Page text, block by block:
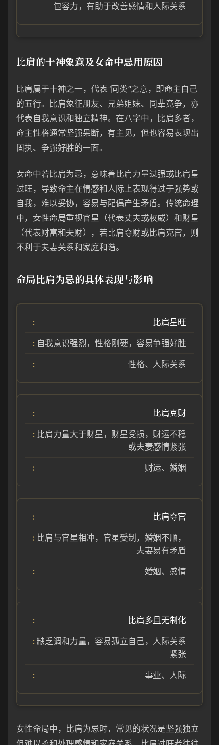
包容力，有助于改善感情和人际关系
比肩的十神象意及女命中忌用原因
比肩属于十神之一，代表“同类”之意，即命主自己
的五行。比肩象征朋友、兄弟姐妹、同辈竞争，亦
代表自我意识和独立精神。在八字中，比肩多者，
命主性格通常坚强果断，有主见，但也容易表现出
固执、争强好胜的一面。
女命中若比肩为忌，意味着比肩力量过强或比肩星
过旺，导致命主在情感和人际上表现得过于强势或
自我，难以妥协，容易与配偶产生矛盾。传统命理
中，女性命局重视官星（代表丈夫或权威）和财星
（代表财富和夫财），若比肩夺财或比肩克官，则
不利于夫妻关系和家庭和谐。
命局比肩为忌的具体表现与影响
比肩星旺
自我意识强烈，性格刚硬，容易争强好胜
性格、人际关系
比肩克财
比肩力量大于财星，财星受损，财运不稳
或夫妻感情紧张
财运、婚姻
比肩夺官
比肩与官星相冲，官星受制，婚姻不顺，
夫妻易有矛盾
婚姻、感情
比肩多且无制化
缺乏调和力量，容易孤立自己，人际关系
紧张
事业、人际
女性命局中，比肩为忌时，常见的状况是坚强独立